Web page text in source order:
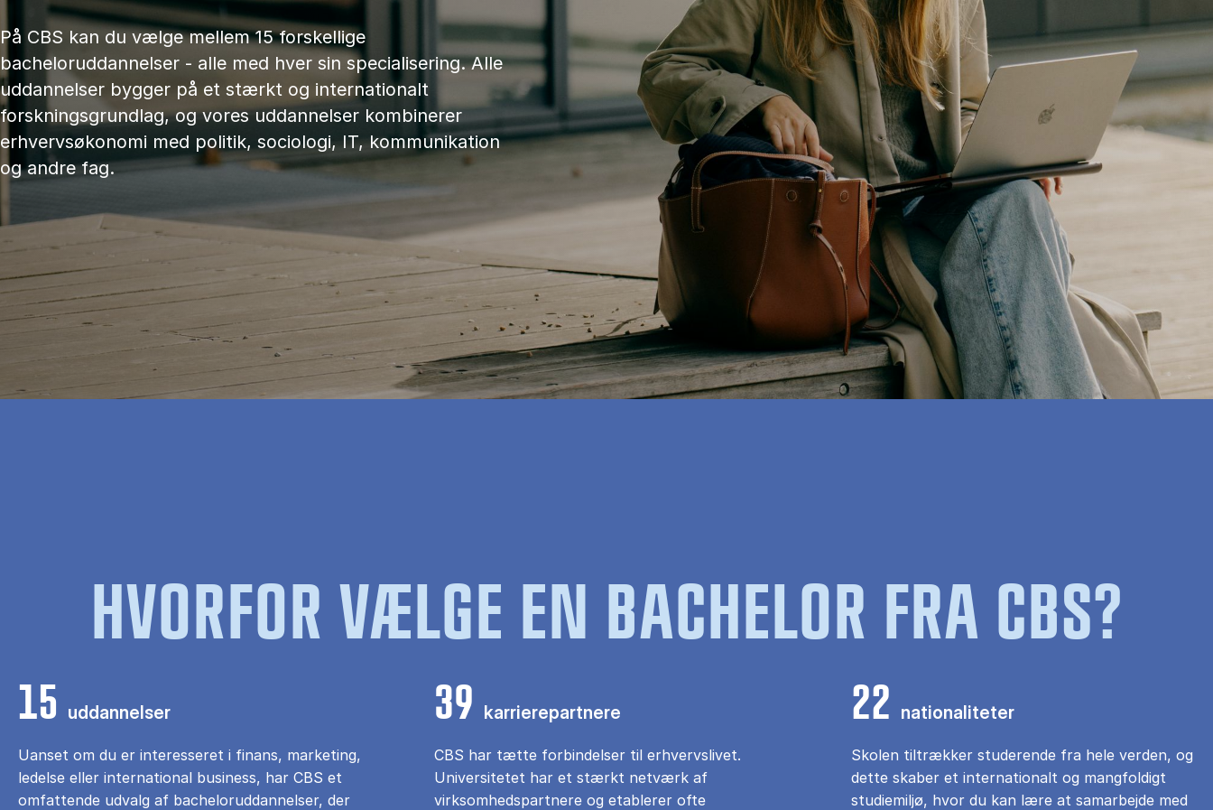
På CBS kan du vælge mellem 15 forskellige
bacheloruddannelser - alle med hver sin specialisering. Alle
uddannelser bygger på et stærkt og internationalt
forskningsgrundlag, og vores uddannelser kombinerer
erhvervsøkonomi med politik, sociologi, IT, kommunikation
og andre fag.
HVORFOR VÆLGE EN BACHELOR FRA CBS?
15 uddannelser
Uanset om du er interesseret i finans, marketing,
ledelse eller international business, har CBS et
omfattende udvalg af bacheloruddannelser, der
39 karrierepartnere
CBS har tætte forbindelser til erhvervslivet.
Universitetet har et stærkt netværk af
virksomhedspartnere og etablerer ofte
22 nationaliteter
Skolen tiltrækker studerende fra hele verden, og
dette skaber et internationalt og mangfoldigt
studiemiljø, hvor du kan lære at samarbejde med